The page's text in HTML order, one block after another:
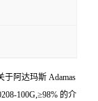
于阿达玛斯 Adamas
100G,≥98% 的介